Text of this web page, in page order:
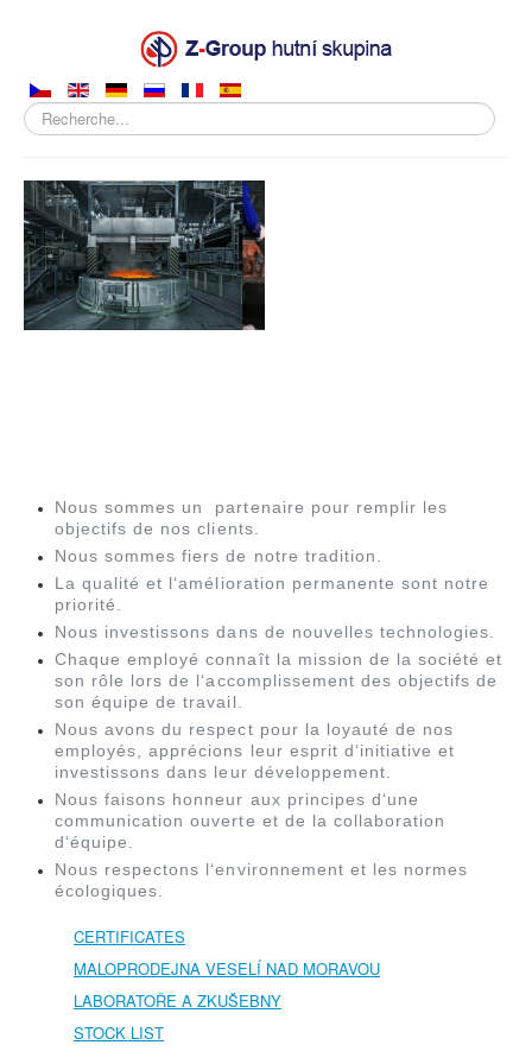
Rechercher
Nous sommes un partenaire pour remplir les
objectifs de nos clients.
Nous sommes fiers de notre tradition.
La qualité et l‘amélioration permanente sont notre
priorité.
Nous investissons dans de nouvelles technologies.
Chaque employé connaît la mission de la société et
son rôle lors de l‘accomplissement des objectifs de
son équipe de travail.
Nous avons du respect pour la loyauté de nos
employés, apprécions leur esprit d‘initiative et
investissons dans leur développement.
Nous faisons honneur aux principes d‘une
communication ouverte et de la collaboration
d‘équipe.
Nous respectons l‘environnement et les normes
écologiques.
CERTIFICATES
MALOPRODEJNA VESELÍ NAD MORAVOU
LABORATOŘE A ZKUŠEBNY
STOCK LIST